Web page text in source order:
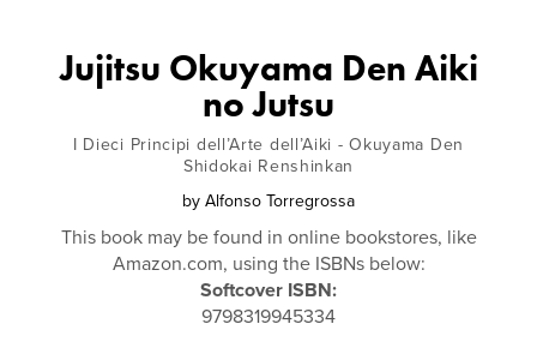
Jujitsu Okuyama Den Aiki
no Jutsu
I Dieci Principi dell’Arte dell’Aiki - Okuyama Den
Shidokai Renshinkan
by Alfonso Torregrossa
This book may be found in online bookstores, like
Amazon.com, using the ISBNs below:
Softcover ISBN:
9798319945334